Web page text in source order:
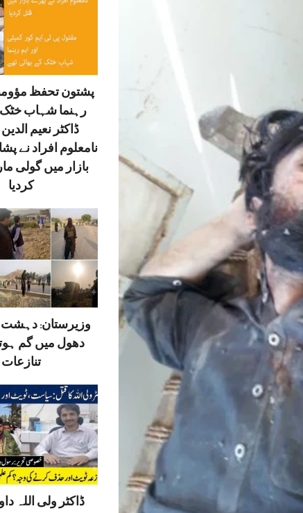
پشتون تحفظ
رہنما شہاب خٹک
ڈاکٹر نعیم
نامعلوم افراد نے
بازار میں گولی
کردیا
وزیرستان:
دھول میں گم
تنازعات
ڈاکٹر ولی اللہ